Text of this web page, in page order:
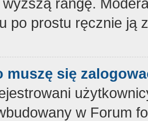
po prostu ręcznie ją
muszę się
w Forum